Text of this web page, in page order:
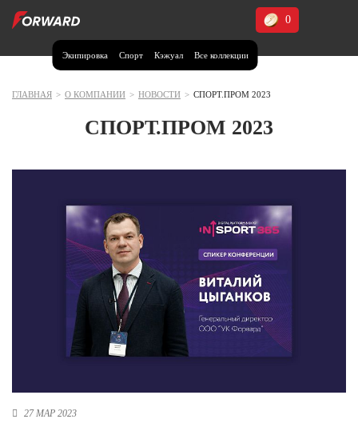
Экипировка Спорт Кэжуал Все коллекции
0
Москва и МО
Волгоградская область (1)
Воронежская область (1)
Калининградская область (1)
Кемеровская область (2)
Краснодарский край (5)
Красноярский край (5)
Курская область (1)
Москва и МО (14)
Нижегородская область (1)
ГЛАВНАЯ > О КОМПАНИИ > НОВОСТИ > СПОРТ.ПРОМ 2023
СПОРТ.ПРОМ 2023
27 МАР 2023